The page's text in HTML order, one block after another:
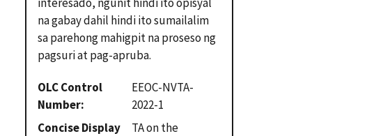
na gabay dahil hindi ito sumailalim
sa parehong mahigpit na proseso ng
pagsuri at pag-apruba.
OLC Control
Number
EEOC-NVTA-
2022-1
Concise Display
TA on the